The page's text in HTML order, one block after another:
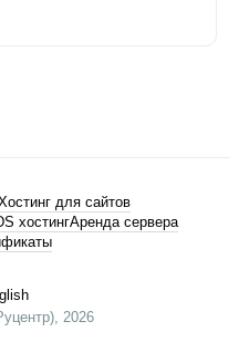
2026
для сайтов
хостингАренда сервера